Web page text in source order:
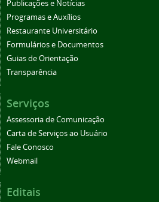
Publicações e Notícias
Programas e Auxílios
Restaurante Universitário
Formulários e Documentos
Guias de Orientação
Transparência
Serviços
Assessoria de Comunicação
Carta de Serviços ao Usuário
Fale Conosco
Webmail
Editais